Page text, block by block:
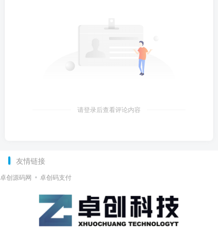
请登录后查看评论内容
友情链接
卓创源码网 卓创码支付